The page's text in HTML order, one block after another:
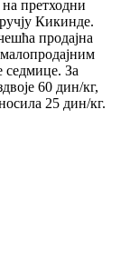
претходни
Кикинде.
продајна
седмице. За
60 дин/кг,
25 дин/кг.